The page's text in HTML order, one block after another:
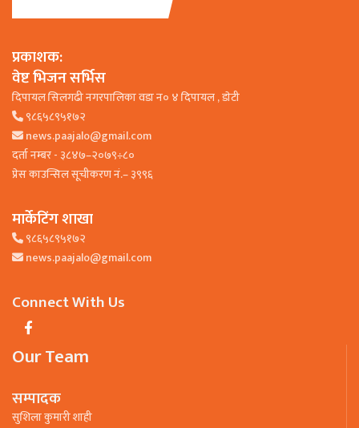
प्रकाशक:
वेष्ट भिजन सर्भिस
दिपायल सिलगढी नगरपालिका वडा न० ४ दिपायल , डाेटी
९८६५८९५१७२
news.paajalo@gmail.com
दर्ता नम्बर - ३८४७–२०७९÷८०
प्रेस काउन्सिल सूचीकरण नं.– ३९९६
मार्केटिंग शाखा
९८६५८९५१७२
news.paajalo@gmail.com
Connect With Us
Our Team
सम्पादक
सुशिला कुमारी शाही